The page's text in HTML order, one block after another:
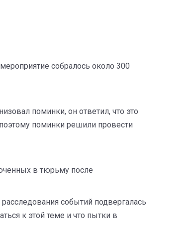
собралось около 300
поминки, он ответил, что это
поминки решили провести
в тюрьму после
событий подвергалась
к этой теме и что пытки в